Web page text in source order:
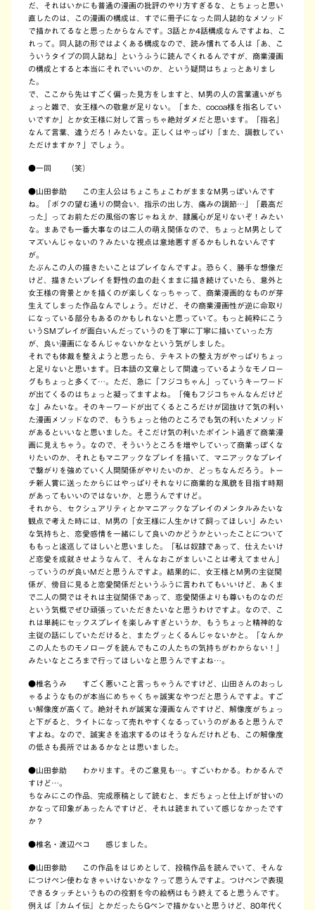
だ、それはいかにも普通の漫画の批評のやり方すぎるな、とちょっと思い
直したのは、この漫画の構成は、すでに冊子になった同人誌的なメソッド
で描かれてるなと思ったからなんです。3話とか4話構成なんですよね、こ
れって。同人誌の形ではよくある構成なので、読み慣れてる人は「あ、こ
ういうタイプの同人誌ね」というふうに読んでくれるんですが、商業漫画
の構成とすると本当にそれでいいのか、という疑問はちょっとありまし
た。
で、ここから先はすごく偏った見方をしますと、M男の人の言葉遣いがち
ょっと雑で、女王様への敬意が足りない。「また、cocoa様を指名してい
いですか」とか女王様に対して言っちゃ絶対ダメだと思います。「指名」
なんて言葉、違うだろ！みたいな。正しくはやっぱり「また、調教してい
ただけますか？」でしょう。
●一同 （笑）
●山田参助 この主人公はちょこちょこわがままなM男っぽいんです
ね。「ボクの望む通りの間合い、指示の出し方、痛みの調節…」「最高だ
った」ってお前ただの風俗の客じゃねえか、隷属心が足りないぞ！みたい
な。まあでも一番大事なのは二人の萌え関係なので、ちょっとM男として
マズいんじゃないの？みたいな視点は意地悪すぎるかもしれないんです
が。
たぶんこの人の描きたいことはプレイなんですよ。恐らく、勝手な想像だ
けど、描きたいプレイを野性の血の赴くままに描き続けていたら、意外と
女王様の背景とかを描くのが楽しくなっちゃって、商業漫画的なものが芽
生えてしまった作品なんでしょう。だけど、その商業漫画性が逆に命取り
になっている部分もあるのかもしれないと思っていて。もっと純粋にこう
いうSMプレイが面白いんだっていうのを丁寧に丁寧に描いていった方
が、良い漫画になるんじゃないかなという気がしました。
それでも体裁を整えようと思ったら、テキストの整え方がやっぱりちょっ
と足りないと思います。日本語の文章として間違っているようなモノロー
グもちょっと多くて…。ただ、急に「フジコちゃん」っていうキーワード
が出てくるのはちょっと凝ってますよね。「俺もフジコちゃんなんだけど
な」みたいな。そのキーワードが出てくるところだけが図抜けて気の利い
た漫画メソッドなので、もうちょっと他のところでも気の利いたメソッド
があるといいなと思いました。そこだけ気の利いたポイント過ぎて商業漫
画に見えちゃう。なので、そういうところを増やしていって商業っぽくな
りたいのか、それともマニアックなプレイを描いて、マニアックなプレイ
で繋がりを強めていく人間関係がやりたいのか、どっちなんだろう。トー
チ新人賞に送ったからにはやっぱりそれなりに商業的な風貌を目指す時期
があってもいいのではないか、と思うんですけど。
それから、セクシュアリティとかマニアックなプレイのメンタルみたいな
観点で考えた時には、M男の「女王様に人生かけて飼ってほしい」みたい
な気持ちと、恋愛感情を一緒にして良いのかどうかといったことについて
ももっと逡巡してほしいと思いました。「私は奴隷であって、仕えたいけ
ど恋愛を成就させようなんて、そんなおこがましいことは考えてません」
っていうのが良いMだと思うんですよ。結果的に、女王様とM男の主従関
係が、傍目に見ると恋愛関係だというふうに言われてもいいけど、あくま
で二人の間ではそれは主従関係であって、恋愛関係よりも尊いものなのだ
という気概でぜひ頑張っていただきたいなと思うわけですよ。なので、こ
れは単純にセックスプレイを楽しみすぎというか、もうちょっと精神的な
主従の話にしていただけると、またグッとくるんじゃないかと。「なんか
この人たちのモノローグを読んでもこの人たちの気持ちがわからない！」
みたいなところまで行ってほしいなと思うんですよね…。
●椎名うみ すごく悪いこと言っちゃうんですけど、山田さんのおっし
ゃるようなものが本当にめちゃくちゃ誠実なやつだと思うんですよ。すご
い解像度が高くて。絶対それが誠実な漫画なんですけど、解像度がちょっ
と下がると、ライトになって売れやすくなるっていうのがあると思うんで
すよね。なので、誠実さを追求するのはそうなんだけれども、この解像度
の低さも長所ではあるかなとは思いました。
●山田参助 わかります。そのご意見も…。すごいわかる。わかるんで
すけど…。
ちなみにこの作品、完成原稿として読むと、まだちょっと仕上げが甘いの
かなって印象があったんですけど、それは読まれていて感じなかったです
か？
●椎名・渡辺ペコ 感じました。
●山田参助 この作品をはじめとして、投稿作品を読んでいて、そんな
につけペン使わなきゃいけないかな？って思うんですよ。つけペンで表現
できるタッチというものの役割を今の絵柄はもう終えてると思うんです。
例えば『カムイ伝』とかだったらGペンで描かないと思うけど、80年代く